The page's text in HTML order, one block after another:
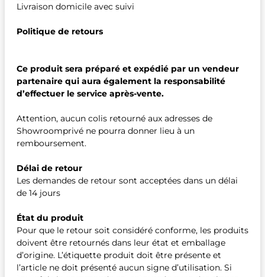
Livraison domicile avec suivi
Politique de retours
Ce produit sera préparé et expédié par un vendeur
partenaire qui aura également la responsabilité
d’effectuer le service après-vente.
Attention, aucun colis retourné aux adresses de
Showroomprivé ne pourra donner lieu à un
remboursement.
Délai de retour
Les demandes de retour sont acceptées dans un délai
de 14 jours
État du produit
Pour que le retour soit considéré conforme, les produits
doivent être retournés dans leur état et emballage
d’origine. L’étiquette produit doit être présente et
l’article ne doit présenté aucun signe d’utilisation. Si